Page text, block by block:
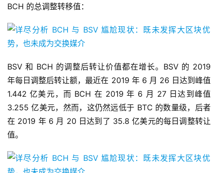
BCH 的总调整转移值：
BSV 和 BCH 的调整后转让价值都在增长。BSV 的 2019
年每日调整后转让额，最近在 2019 年 6 月 26 日达到峰值
1.442 亿美元，而 BCH 在 2019 年 6 月 27 日达到峰值
3.255 亿美元，然而，这仍然远低于 BTC 的数量级，后者
在 2019 年 6 月 20 日达到了 35.8 亿美元的每日调整转让
值。